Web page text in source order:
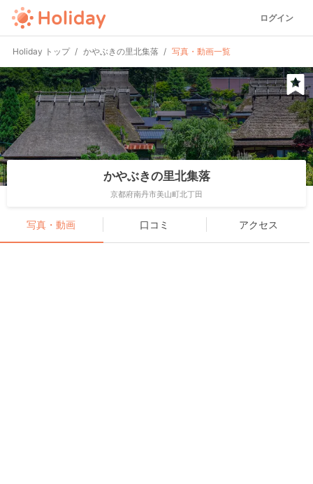
ログイン
Holiday トップ かやぶきの里北集落 写真・動画一覧
かやぶきの里北集落
京都府南丹市美山町北丁田
写真・動画 口コミ アクセス